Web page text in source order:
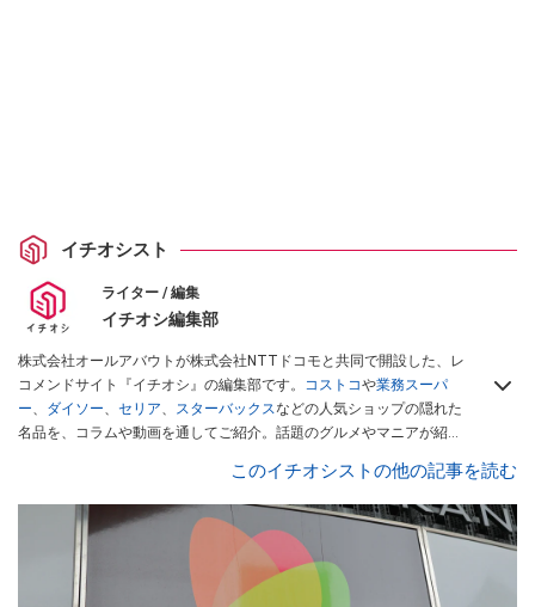
イチオシスト
ライター / 編集
イチオシ編集部
株式会社オールアバウトが株式会社NTTドコモと共同で開設した、レ
コメンドサイト『イチオシ』の編集部です。 コストコや業務スーパ
ー、 ダイソー、 セリア、 スターバックスなどの人気ショップの隠れた
名品を、コラムや動画を通してご紹介。話題のグルメやマニアが紹介
インフルエンサーが実際に使用してレビューしています。毎日トレン
ド情報をお届けしているので、ぜひGoogleニュースでフォローしてく
このイチオシストの他の記事を読む